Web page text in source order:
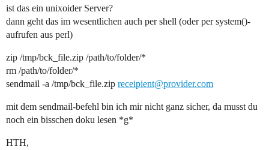
ist das ein unixoider Server?
dann geht das im wesentlichen auch per shell (oder per system()-
aufrufen aus perl)
zip /tmp/bck_file.zip /path/to/folder/*
rm /path/to/folder/*
sendmail -a /tmp/bck_file.zip receipient@provider.com
mit dem sendmail-befehl bin ich mir nicht ganz sicher, da musst du
noch ein bisschen doku lesen *g*
HTH,